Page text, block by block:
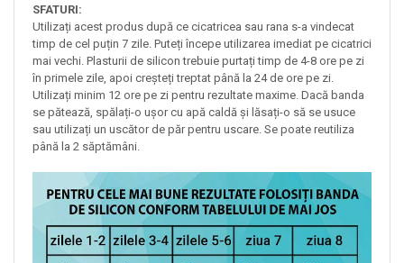
SFATURI:
Utilizați acest produs după ce cicatricea sau rana s-a vindecat
timp de cel puțin 7 zile. Puteți începe utilizarea imediat pe cicatrici
mai vechi. Plasturii de silicon trebuie purtați timp de 4-8 ore pe zi
în primele zile, apoi creșteți treptat până la 24 de ore pe zi.
Utilizați minim 12 ore pe zi pentru rezultate maxime. Dacă banda
se pătează, spălați-o ușor cu apă caldă și lăsați-o să se usuce
sau utilizați un uscător de păr pentru uscare. Se poate reutiliza
până la 2 săptămâni.